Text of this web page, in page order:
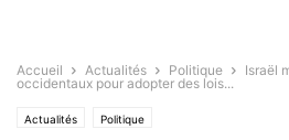
Accueil Actualités Politique
Israël
occidentaux pour adopter des lois...
Actualités Politique